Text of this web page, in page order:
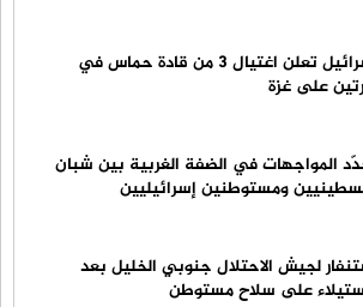
إسرائيل تعلن اغتيال 3 من قادة حماس في
على غزة
المواجهات في الضفة الغربية بين شبان
ومستوطنين إسرائيليين
لجيش الاحتلال جنوبي الخليل بعد
على سلاح مستوطن